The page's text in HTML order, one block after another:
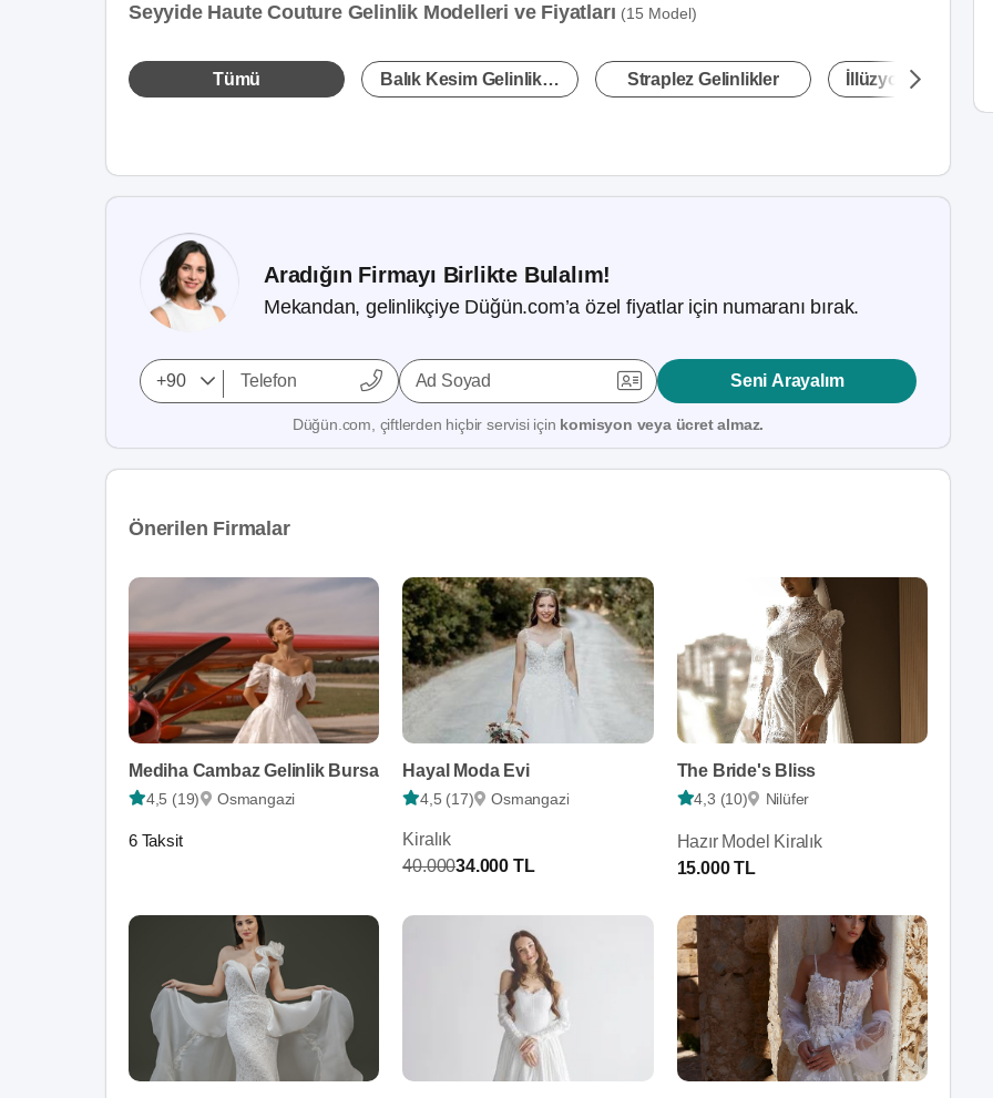
Seyyide Haute Couture Gelinlik Modelleri ve Fiyatları (15 Model)
Tümü Balık Kesim Gelinlikler Straplez Gelinlikler İllüzyon Yaka
Aradığın Firmayı Birlikte Bulalım!
Mekandan, gelinlikçiye Düğün.com’a özel fiyatlar için numaranı bırak.
Ad Soyad Seni Arayalım
Düğün.com, çiftlerden hiçbir servisi için komisyon veya ücret almaz.
Önerilen Firmalar
Mediha Cambaz Gelinlik Bursa
4,5 (19) Osmangazi
6 Taksit
Hayal Moda Evi
4,5 (17) Osmangazi
Kiralık
40.00034.000 TL
The Bride's Bliss
4,3 (10) Nilüfer
Hazır Model Kiralık
15.000 TL